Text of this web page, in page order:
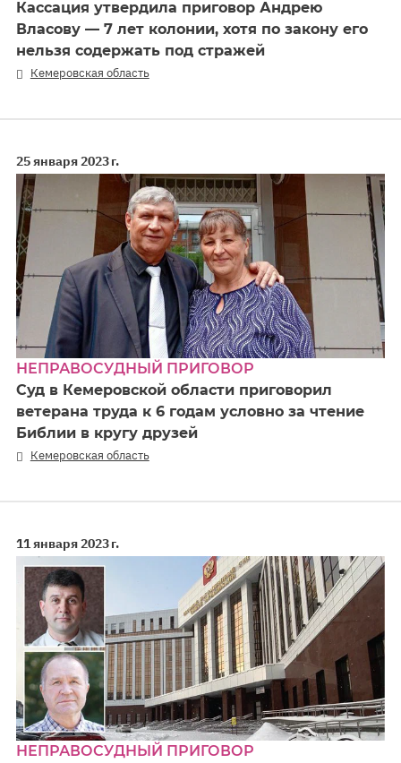
Кассация утвердила приговор Андрею
Власову — 7 лет колонии, хотя по закону его
нельзя содержать под стражей
Кемеровская область
25 января 2023 г.
НЕПРАВОСУДНЫЙ ПРИГОВОР
Суд в Кемеровской области приговорил
ветерана труда к 6 годам условно за чтение
Библии в кругу друзей
Кемеровская область
11 января 2023 г.
НЕПРАВОСУДНЫЙ ПРИГОВОР